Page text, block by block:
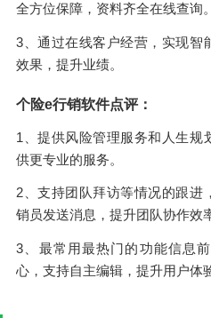
全方位保障，资料齐全在线查询。
3、通过在线客户经营，实现智
效果，提升业绩。
个险e行销软件点评：
1、提供风险管理服务和人生规
供更专业的服务。
2、支持团队拜访等情况的跟进
销员发送消息，提升团队协作效
3、最常用最热门的功能信息
心，支持自主编辑，提升用户体